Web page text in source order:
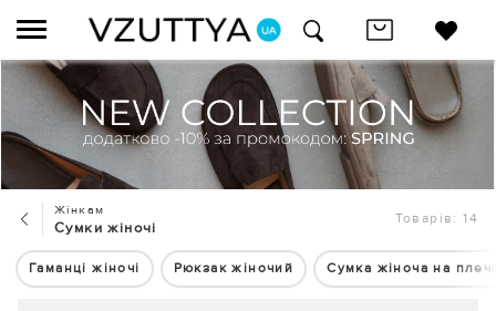
Жінкам
Сумки жіночі
Товарів: 14
Гаманці жіночі Рюкзак жіночий Сумка жіноча на